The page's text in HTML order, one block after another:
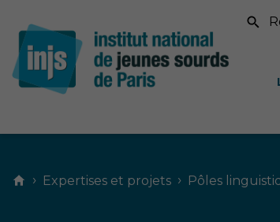
› Expertises et projets › Pôles